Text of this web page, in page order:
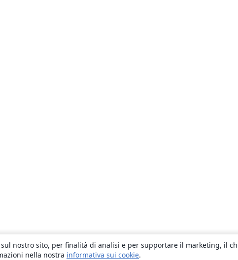
nostro sito, per finalità di analisi e per supportare il marketing, il
nella nostra informativa sui cookie.